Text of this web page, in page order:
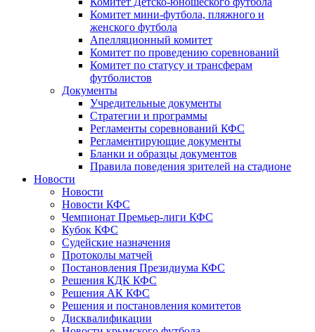
Комитет мини-футбола, пляжного и
женского футбола
Апелляционный комитет
Комитет по проведению соревнований
Комитет по статусу и трансферам
футболистов
Документы
Учредительные документы
Стратегии и программы
Регламенты соревнований КФС
Регламентирующие документы
Бланки и образцы документов
Правила поведения зрителей на стадионе
Новости
Новости
Новости КФС
Чемпионат Премьер-лиги КФС
Кубок КФС
Судейские назначения
Протоколы матчей
Постановления Президиума КФС
Решения КДК КФС
Решения АК КФС
Решения и постановления комитетов
Дисквалификации